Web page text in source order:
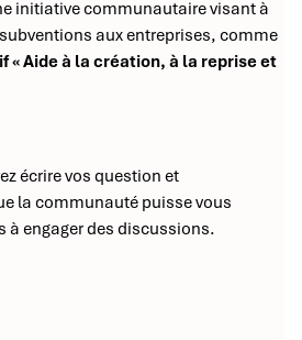
initiative communautaire visant à
aux entreprises, comme
« Aide à la création, à la reprise et
écrire vos question et
la communauté puisse vous
à engager des discussions.